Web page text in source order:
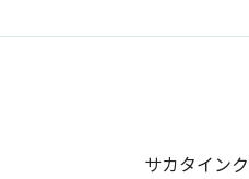
サカタイン